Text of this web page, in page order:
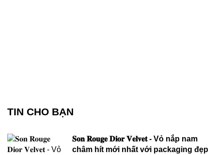
TIN CHO BẠN
𝐒𝐨𝐧 𝐑𝐨𝐮𝐠𝐞 𝐃𝐢𝐨𝐫 𝐕𝐞𝐥𝐯𝐞𝐭 - Vỏ nắp nam
châm hít mới nhất với packaging đẹp